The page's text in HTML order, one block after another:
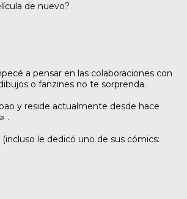
de nuevo?
a pensar en las colaboraciones con
o fanzines no te sorprenda.
y reside actualmente desde hace
.
le dedicó uno de sus cómics: